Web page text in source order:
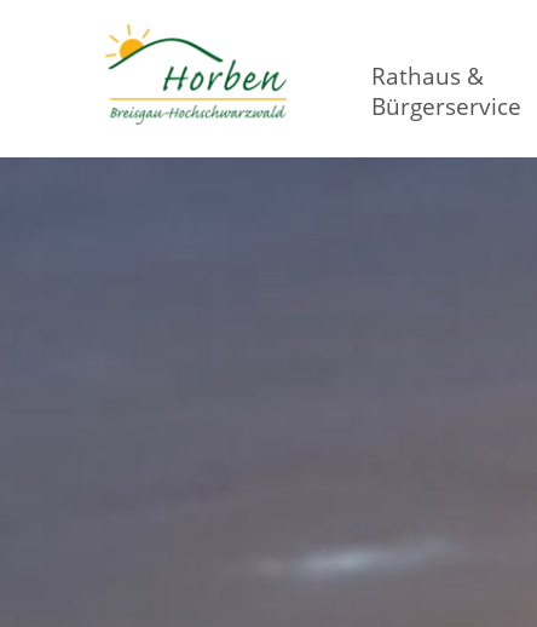
Rathaus &
Bürgerservice